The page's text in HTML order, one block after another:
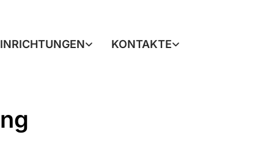
KONTAKTE